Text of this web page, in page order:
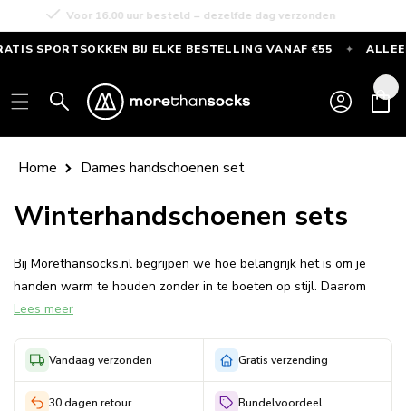
Meteen
naar de
content
Voor 16.00 uur besteld = dezelfde dag verzonden
SPORTSOKKEN BIJ ELKE BESTELLING VANAF €55 ✦ ALLEEN
SPORTSOKKEN
bij
elke
bestelling
€55
deze
Inloggen
Home Dames handschoenen set
Winterhandschoenen sets
Bij Morethansocks.nl begrijpen we hoe belangrijk het is om je
handen warm te houden zonder in te boeten op stijl. Daarom
bieden we een uitgebreide collectie dames handschoenen sets
handschoenen sets de ideale keuze zijn voor elke vrouw die op
zoek is naar warmte en elegantie.
Lees meer
Vandaag verzonden Gratis verzending
30 dagen retour Bundelvoordeel